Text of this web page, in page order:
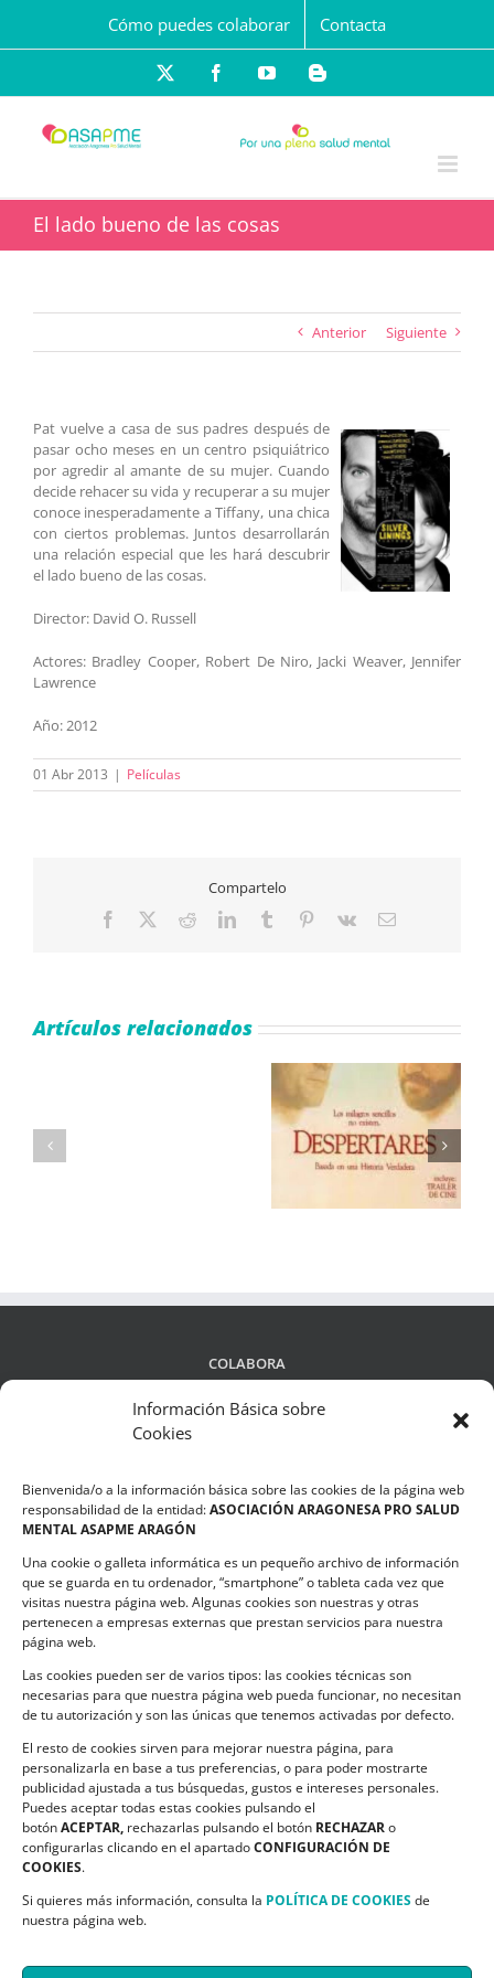
Información Básica sobre
Cookies
Bienvenida/o a la información básica sobre las cookies de la página web
responsabilidad de la entidad:ASOCIACIÓN ARAGONESA PRO SALUD
MENTAL ASAPME ARAGÓN
Una cookie o galleta informática es un pequeño archivo de información
que se guarda en tu ordenador, “smartphone” o tableta cada vez que
visitas nuestra página web. Algunas cookies son nuestras y otras
pertenecen a empresas externas que prestan servicios para nuestra
página web.
Las cookies pueden ser de varios tipos: las cookies técnicas son
necesarias para que nuestra página web pueda funcionar, no necesitan
de tu autorización y son las únicas que tenemos activadas por defecto.
El resto de cookies sirven para mejorar nuestra página, para
personalizarla en base a tus preferencias, o para poder mostrarte
publicidad ajustada a tus búsquedas, gustos e intereses personales.
Puedes aceptar todas estas cookies pulsando el
botónACEPTAR, rechazarlas pulsando el botón RECHAZARo
configurarlas clicando en el apartadoCONFIGURACIÓN DE
COOKIES.
Si quieres más información, consulta la POLÍTICA DE COOKIESde
nuestra página web.
contenido
Cómo puedes colaborar Contacta
FacebookYouTubeBlogger
El lado bueno de las cosas
Anterior Siguiente
Pat vuelve a casa de sus padres después de
pasar ocho meses en un centro psiquiátrico
por agredir al amante de su mujer. Cuando
decide rehacer su vida y recuperar a su mujer
conoce inesperadamente a Tiffany, una chica
con ciertos problemas. Juntos desarrollarán
una relación especial que les hará descubrir
el lado bueno de las cosas.
Director: David O. Russell
Actores: Bradley Cooper, Robert De Niro, Jacki Weaver, Jennifer
Lawrence
Año: 2012
01 Abr 2013 | Películas
Compartelo
Facebook RedditLinkedInTumblr Pinterest
Vk
Correo
Artículos relacionados
Qué bello es vivir
(Frank Capra)
COLABORA
Política de privacidad
Compromiso de Protección de Datos
Política de Cookies
CONTACTO
C/ Ciudadela s/n. Parque Delicias.
50017 Zaragoza
Teléfono:976 532 499
Email:asapme@asapme.org